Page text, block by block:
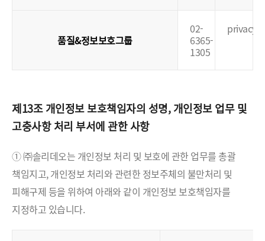
품질&정보보호그룹
02-
6365-
1305
제13조 개인정보 보호책임자의 성명, 개인정보 업무 및
고충사항 처리 부서에 관한 사항
① ㈜솔리데오는 개인정보 처리 및 보호에 관한 업무를 총괄
책임지고, 개인정보 처리와 관련한 정보주체의 불만처리 및
피해구제 등을 위하여 아래와 같이 개인정보 보호책임자를
지정하고 있습니다.